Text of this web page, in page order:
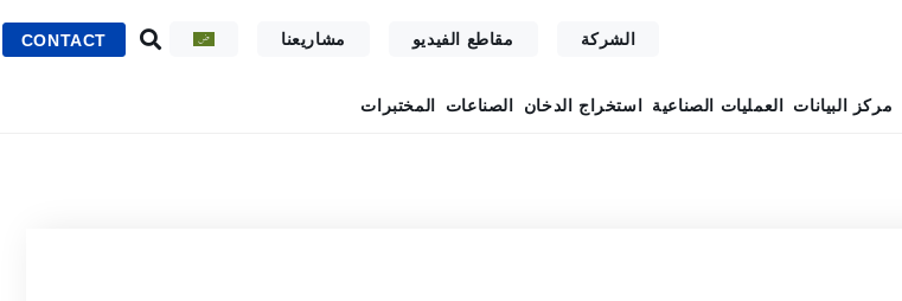
الشركة مقاطع الفيديو مشاريعنا CONTACT
مركز البيانات العمليات الصناعية استخراج الدخان الصناعات المختبرات